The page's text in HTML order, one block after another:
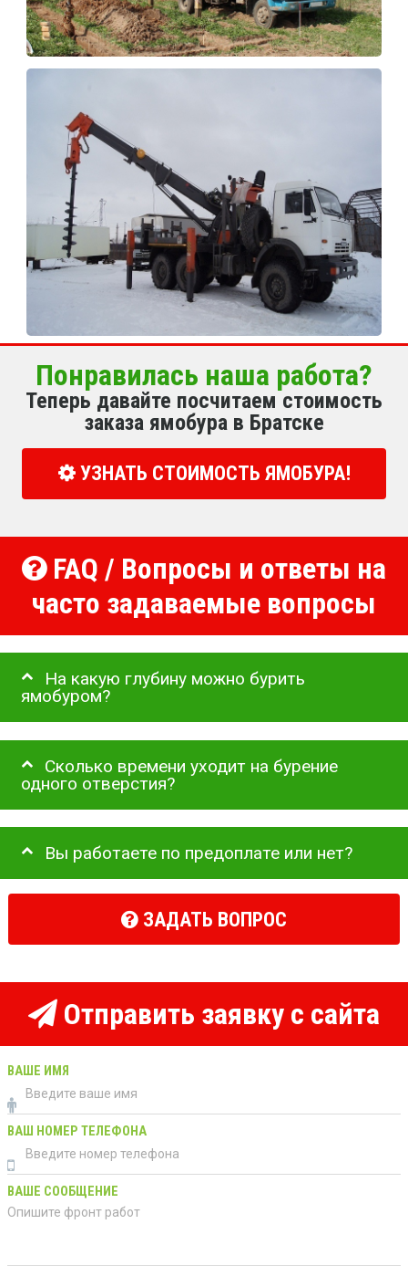
Понравилась наша работа?
Теперь давайте посчитаем стоимость
заказа ямобура в Братске
УЗНАТЬ СТОИМОСТЬ ЯМОБУРА!
FAQ / Вопросы и ответы на
часто задаваемые вопросы
На какую глубину можно бурить
ямобуром?
Сколько времени уходит на бурение
одного отверстия?
Вы работаете по предоплате или нет?
ЗАДАТЬ ВОПРОС
Отправить заявку с сайта
ВАШЕ ИМЯ
ВАШ НОМЕР ТЕЛЕФОНА
ВАШЕ СООБЩЕНИЕ